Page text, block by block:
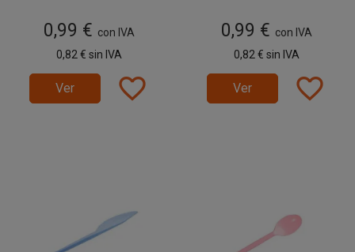
0,99 € con IVA
0,82 € sin IVA
Ver favorite_border
0,99 € con IVA
0,82 € sin IVA
Ver favorite_border